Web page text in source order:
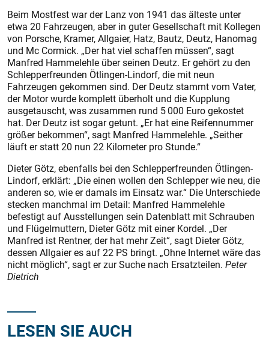
Beim Mostfest war der Lanz von 1941 das älteste unter
etwa 20 Fahrzeugen, aber in guter Gesellschaft mit Kollegen
von Porsche, Kramer, Allgaier, Hatz, Bautz, Deutz, Hanomag
und Mc Cormick. „Der hat viel schaffen müssen“, sagt
Manfred Hammelehle über seinen Deutz. Er gehört zu den
Schlepperfreunden Ötlingen-Lindorf, die mit neun
Fahrzeugen gekommen sind. Der Deutz stammt vom Vater,
der Motor wurde komplett überholt und die Kupplung
ausgetauscht, was zusammen rund 5 000 Euro gekostet
hat. Der Deutz ist sogar getunt. „Er hat eine Reifennummer
größer bekommen“, sagt Manfred Hammelehle. „Seither
läuft er statt 20 nun 22 Kilometer pro Stunde.“
Dieter Götz, ebenfalls bei den Schlepperfreunden Ötlingen-
Lindorf, erklärt: „Die einen wollen den Schlepper wie neu, die
anderen so, wie er damals im Einsatz war.“ Die Unterschiede
stecken manchmal im Detail: Manfred Hammelehle
befestigt auf Ausstellungen sein Datenblatt mit Schrauben
und Flügelmuttern, Dieter Götz mit einer Kordel. „Der
Manfred ist Rentner, der hat mehr Zeit“, sagt Dieter Götz,
dessen Allgaier es auf 22 PS bringt. „Ohne Internet wäre das
nicht möglich“, sagt er zur Suche nach Ersatzteilen. Peter
Dietrich
LESEN SIE AUCH